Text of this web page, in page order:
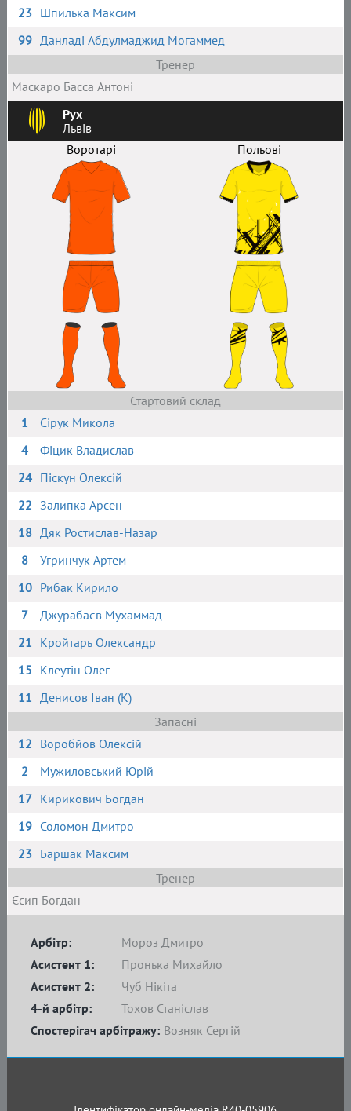
23 Шпилька Максим
99 Данладі Абдулмаджид Могаммед
Тренер
Маскаро Басса Антоні
Рух
Львів
Воротарі
Польові
Стартовий склад
1
Сірук Микола
4
Фіцик Владислав
24 Піскун Олексій
22 Залипка Арсен
18 Дяк Ростислав-Назар
8
Угринчук Артем
10 Рибак Кирило
7
Джурабаєв Мухаммад
21 Кройтарь Олександр
15 Клеутін Олег
11 Денисов Іван (К)
Запасні
12 Воробйов Олексій
2
Мужиловський Юрій
17 Кирикович Богдан
19 Соломон Дмитро
23 Баршак Максим
Тренер
Єсип Богдан
Арбітр:
Мороз Дмитро
Асистент 1:
Пронька Михайло
Асистент 2:
Чуб Нікіта
4-й арбітр:
Тохов Станіслав
Спостерігач арбітражу: Возняк Сергій